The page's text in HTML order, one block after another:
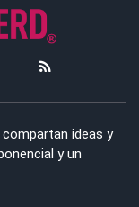
compartan ideas y
y un